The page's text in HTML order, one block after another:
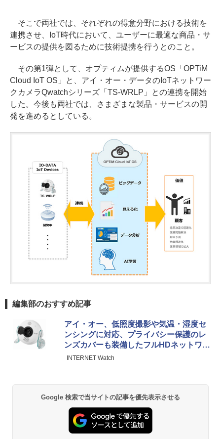
そこで両社では、それぞれの得意分野における技術を
連携させ、IoT時代において、ユーザーに最適な商品・サ
ービスの提供を図るために技術提携を行うとのこと。
その第1弾として、オプティムが提供するOS「OPTiM
Cloud IoT OS」と、アイ・オー・データのIoTネットワー
クカメラQwatchシリーズ「TS-WRLP」との連携を開始
した。今後も両社では、さまざまな製品・サービスの開
発を進めるとしている。
編集部のおすすめ記事
アイ・オー、低照度撮影や気温・湿度セ
ンシングに対応、プライバシー保護のレ
ンズカバーも装備したフルHDネットワー
クカメラ
INTERNET Watch
Google 検索で当サイトの記事を優先表示させる